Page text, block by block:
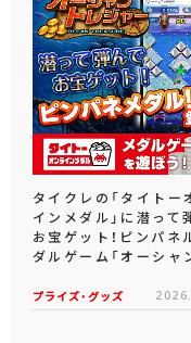
タイクレの「タイトー
インメダル」に潜って
お宝ゲット！ピンパネ
ダルゲーム「オーシャ
プライズ・グッズ